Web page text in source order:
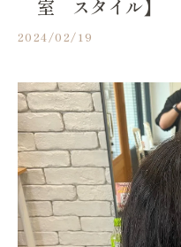
室 スタイル】
2024/02/19